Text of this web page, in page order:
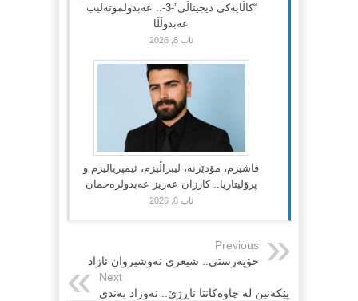
“کاڵایەکی دیجیتاڵی”-3-.. عەبدولموتەلیب
عەبدوڵڵا
ئاب 8, 2026
فاشیزم، مۆدێرنە، لیبراڵیزم، ئیمپریالیزم و
پرۆلیتاریا.. کارزان عەزیز عەبدولرەحمان
ئاب 8, 2026
Previous
خۆپەرستی.. شیعری نەوشیروان ئازاد
Next
پێکەنین له چاوەکانتا ناڕژێ.. نەوزاد بەندی